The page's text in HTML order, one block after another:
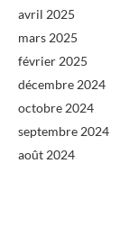
avril 2025
mars 2025
février 2025
décembre 2024
octobre 2024
septembre 2024
août 2024